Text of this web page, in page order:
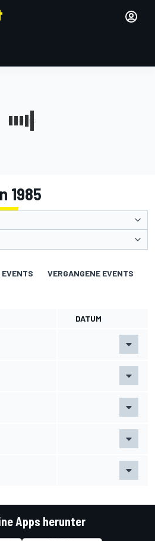
1985
VERGANGENE EVENTS
DATUM
Apps herunter